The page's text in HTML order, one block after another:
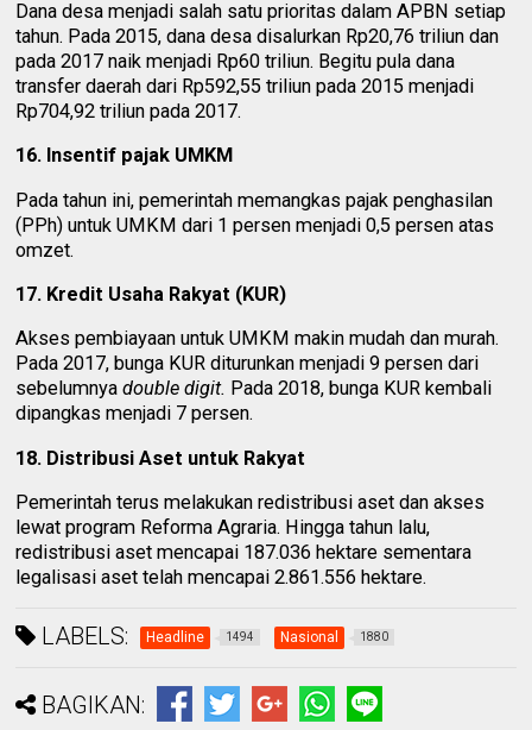
Dana desa menjadi salah satu prioritas dalam APBN setiap
tahun. Pada 2015, dana desa disalurkan Rp20,76 triliun dan
pada 2017 naik menjadi Rp60 triliun. Begitu pula dana
transfer daerah dari Rp592,55 triliun pada 2015 menjadi
Rp704,92 triliun pada 2017.
16. Insentif pajak UMKM
Pada tahun ini, pemerintah memangkas pajak penghasilan
(PPh) untuk UMKM dari 1 persen menjadi 0,5 persen atas
omzet.
17. Kredit Usaha Rakyat (KUR)
Akses pembiayaan untuk UMKM makin mudah dan murah.
Pada 2017, bunga KUR diturunkan menjadi 9 persen dari
sebelumnyadouble digit. Pada 2018, bunga KUR kembali
dipangkas menjadi 7 persen.
18. Distribusi Aset untuk Rakyat
Pemerintah terus melakukan redistribusi aset dan akses
lewat program Reforma Agraria. Hingga tahun lalu,
redistribusi aset mencapai 187.036 hektare sementara
legalisasi aset telah mencapai 2.861.556 hektare.
LABELS: Headline 1494 Nasional 1880
BAGIKAN: